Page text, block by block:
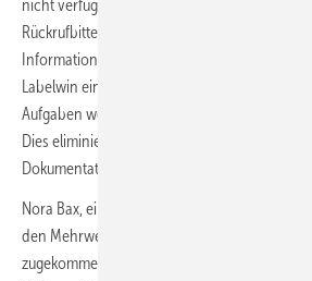
nicht verfügbar sind. Er ist in der Lage,
Rückrufbitten zu notieren oder Aufgaben zu
Informationen werden automatisch in die
Labelwin eingetragen: Termine erscheinen
Aufgaben werden dem zuständigen
Dies eliminiert die Notwendigkeit manueller
Dokumentation, was eine Zeitersparnis für die
Nora Bax, eine der Geschäftsführerinnen von
den Mehrwert: „Viele unserer Kunden sind mit
zugekommen, für ihre Endkunden einen noch